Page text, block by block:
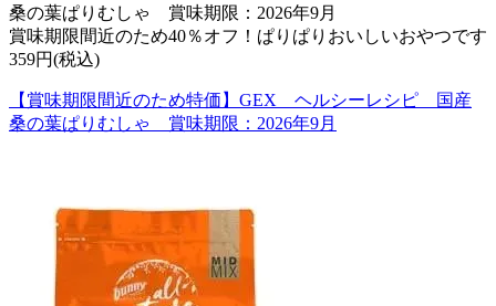
桑の葉ぱりむしゃ 賞味期限：2026年9月
賞味期限間近のため40％オフ！ぱりぱりおいしいおやつです
359円(税込)
【賞味期限間近のため特価】GEX ヘルシーレシピ 国産
桑の葉ぱりむしゃ 賞味期限：2026年9月